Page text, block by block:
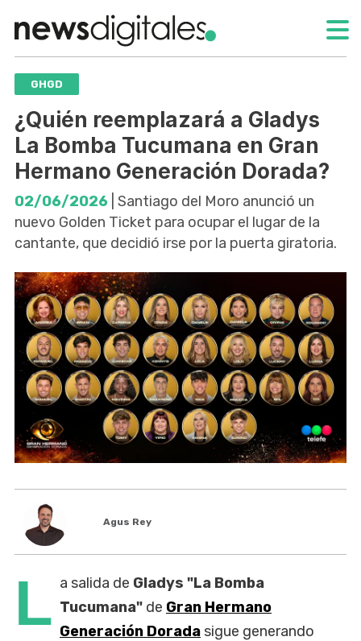
GHGD
¿Quién reemplazará a Gladys
La Bomba Tucumana en Gran
Hermano Generación Dorada?
02/06/2026 | Santiago del Moro anunció un
nuevo Golden Ticket para ocupar el lugar de la
cantante, que decidió irse por la puerta giratoria.
Agus Rey
L a salida de Gladys "La Bomba
Tucumana" de Gran Hermano
Generación Dorada sigue generando